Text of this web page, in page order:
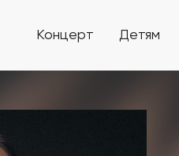
Концерт Детям